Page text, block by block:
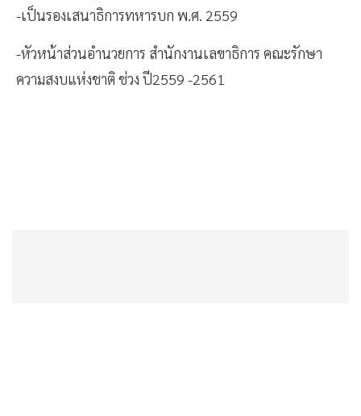
-เป็นรองเสนาธิการทหารบก พ.ศ. 2559
-หัวหน้าส่วนอำนวยการ สำนักงานเลขาธิการ คณะรักษา
ความสงบแห่งชาติ ช่วง ปี2559 -2561